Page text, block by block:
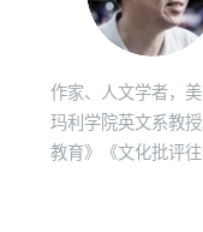
作家、人文学者，
玛利学院英文系教
教育》《文化批评